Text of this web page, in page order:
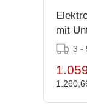
mit
3 -